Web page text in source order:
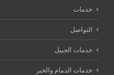
خدمات
التواصل
خدمات الجبيل
خدمات الدمام والخبر